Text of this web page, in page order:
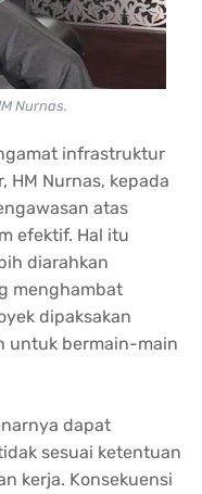
Nurnas.
infrastruktur
HM Nurnas, kepada
atas
efektif. Hal itu
diarahkan
menghambat
dipaksakan
untuk bermain-main
dapat
sesuai ketentuan
kerja. Konsekuensi